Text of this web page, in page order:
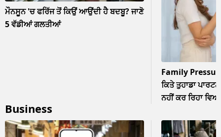
ਮੌਨਸੂਨ 'ਚ ਫਰਿੱਜ ਤੋਂ ਕਿਉਂ ਆਉਂਦੀ ਹੈ ਬਦਬੂ? ਜਾਣੋ
5 ਵੱਡੀਆਂ ਗਲਤੀਆਂ
Family
ਕਿਤੇ ਤੁਹਾਡਾ
ਨਹੀਂ ਕਰ ਰਿਹਾ
Business